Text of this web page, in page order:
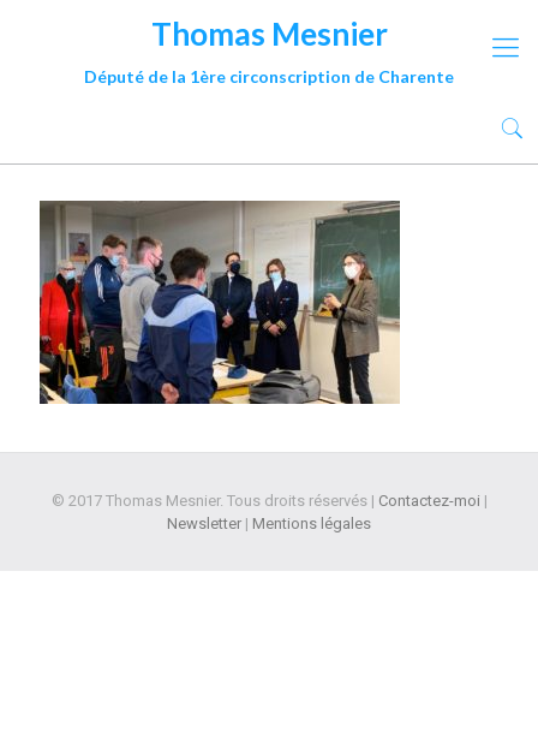
Thomas Mesnier
Député de la 1ère circonscription de Charente
© 2017 Thomas Mesnier. Tous droits réservés | Contactez-moi |
Newsletter | Mentions légales